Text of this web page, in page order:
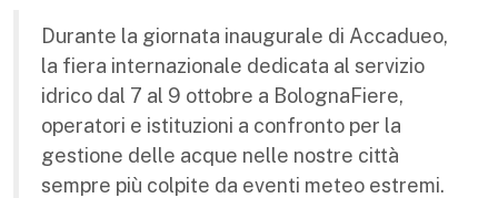
Durante la giornata inaugurale di Accadueo,
la fiera internazionale dedicata al servizio
idrico dal 7 al 9 ottobre a BolognaFiere,
operatori e istituzioni a confronto per la
gestione delle acque nelle nostre città
sempre più colpite da eventi meteo estremi.